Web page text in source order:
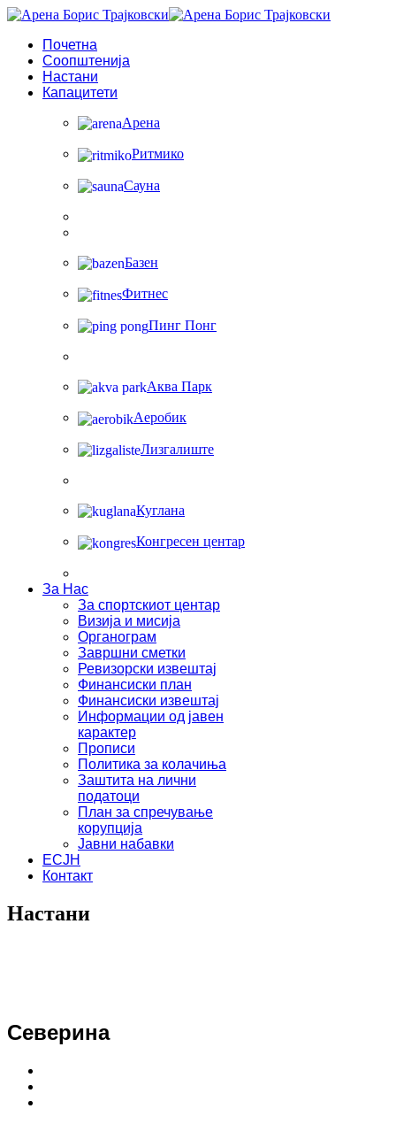
Почетна
Соопштенија
Настани
Капацитети
Арена
Ритмико
Сауна
Базен
Фитнес
Пинг Понг
Аква Парк
Аеробик
Лизгалиште
Куглана
Конгресен центар
За Нас
За спортскиот центар
Визија и мисија
Органограм
Завршни сметки
Ревизорски извештај
Финансиски план
Финансиски извештај
Информации од јавен
карактер
Прописи
Политика за колачиња
Заштита на лични
податоци
План за спречување
корупција
Јавни набавки
ЕСЈН
Контакт
Настани
Северина